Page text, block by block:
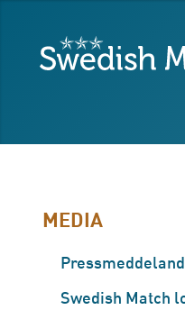
Sök
Fritext
Fritext
Swedish Match
MEDIA
Swedish Match